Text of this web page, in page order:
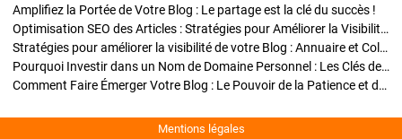
Amplifiez la Portée de Votre Blog : Le partage est la clé du succès !
Optimisation SEO des Articles : Stratégies pour Améliorer la Visibilité de Votre Blog
Stratégies pour améliorer la visibilité de votre Blog : Annuaire et Collaborations
Pourquoi Investir dans un Nom de Domaine Personnel : Les Clés de la Réussite de Votre Blog
Comment Faire Émerger Votre Blog : Le Pouvoir de la Patience et de la Persévérance
Mentions légales